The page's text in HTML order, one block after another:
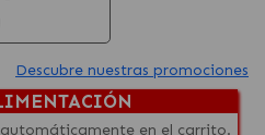
Descubre nuestras promociones
en el carrito.